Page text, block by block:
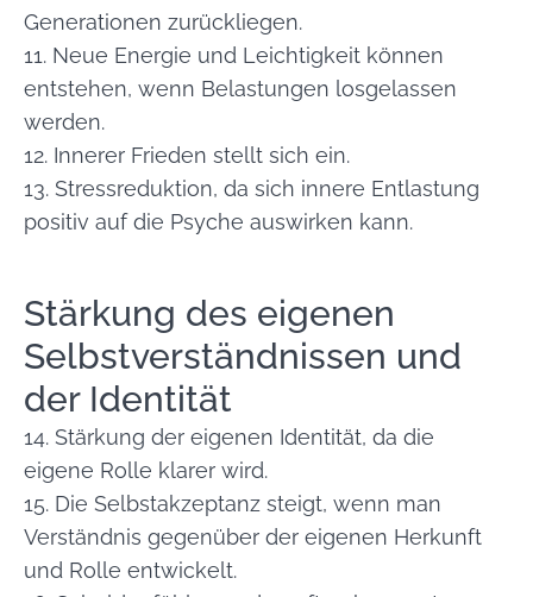
Generationen zurückliegen.
11. Neue Energie und Leichtigkeit können
entstehen, wenn Belastungen losgelassen
werden.
12. Innerer Frieden stellt sich ein.
13. Stressreduktion, da sich innere Entlastung
positiv auf die Psyche auswirken kann.
Stärkung des eigenen
Selbstverständnissen und
der Identität
14. Stärkung der eigenen Identität, da die
eigene Rolle klarer wird.
15. Die Selbstakzeptanz steigt, wenn man
Verständnis gegenüber der eigenen Herkunft
und Rolle entwickelt.